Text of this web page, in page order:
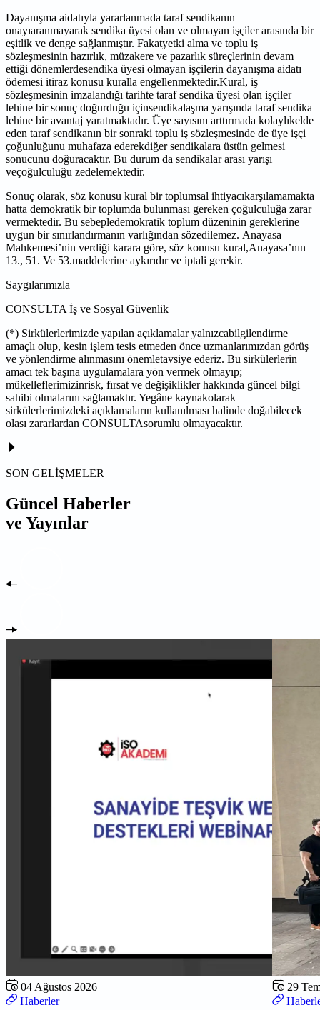
Dayanışma aidatıyla yararlanmada taraf sendikanın
onayıaranmayarak sendika üyesi olan ve olmayan işçiler arasında bir
eşitlik ve denge sağlanmıştır. Fakatyetki alma ve toplu iş
sözleşmesinin hazırlık, müzakere ve pazarlık süreçlerinin devam
ettiği dönemlerdesendika üyesi olmayan işçilerin dayanışma aidatı
ödemesi itiraz konusu kuralla engellenmektedir.Kural, iş
sözleşmesinin imzalandığı tarihte taraf sendika üyesi olan işçiler
lehine bir sonuç doğurduğu içinsendikalaşma yarışında taraf sendika
lehine bir avantaj yaratmaktadır. Üye sayısını arttırmada kolaylıkelde
eden taraf sendikanın bir sonraki toplu iş sözleşmesinde de üye işçi
çoğunluğunu muhafaza ederekdiğer sendikalara üstün gelmesi
sonucunu doğuracaktır. Bu durum da sendikalar arası yarışı
veçoğulculuğu zedelemektedir.
Sonuç olarak, söz konusu kural bir toplumsal ihtiyacıkarşılamamakta
hatta demokratik bir toplumda bulunması gereken çoğulculuğa zarar
vermektedir. Bu sebepledemokratik toplum düzeninin gereklerine
uygun bir sınırlandırmanın varlığından sözedilemez. Anayasa
Mahkemesi’nin verdiği karara göre, söz konusu kural,Anayasa’nın
13., 51. Ve 53.maddelerine aykırıdır ve iptali gerekir.
Saygılarımızla
CONSULTA İş ve Sosyal Güvenlik
(*) Sirkülerlerimizde yapılan açıklamalar yalnızcabilgilendirme
amaçlı olup, kesin işlem tesis etmeden önce uzmanlarımızdan görüş
ve yönlendirme alınmasını önemletavsiye ederiz. Bu sirkülerlerin
amacı tek başına uygulamalara yön vermek olmayıp;
mükelleflerimizinrisk, fırsat ve değişiklikler hakkında güncel bilgi
sahibi olmalarını sağlamaktır. Yegâne kaynakolarak
sirkülerlerimizdeki açıklamaların kullanılması halinde doğabilecek
olası zararlardan CONSULTAsorumlu olmayacaktır.
SON GELİŞMELER
Güncel Haberler
ve Yayınlar
04 Ağustos 2026
Haberler
29